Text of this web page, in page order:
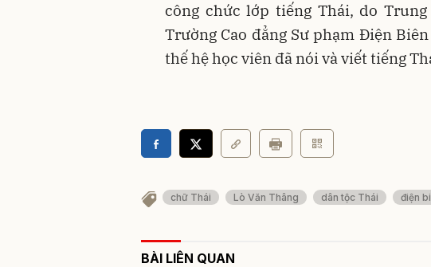
công chức lớp tiếng Thái, do
Trường Cao đẳng Sư phạm Điện
thế hệ học viên đã nói và viết tiếng
chữ Thái Lò Văn Thâng dân tộc Thái điện
BÀI LIÊN QUAN